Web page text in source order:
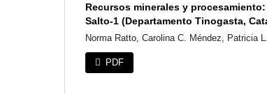
Recursos minerales y
Salto-1 (Departamento Tinogasta,
Norma Ratto, Carolina C. Méndez, Patricia
PDF